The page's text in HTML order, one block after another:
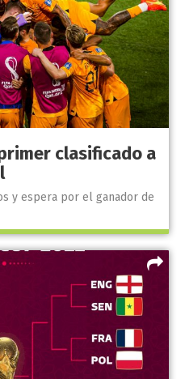
clasificado a
y espera por el ganador de